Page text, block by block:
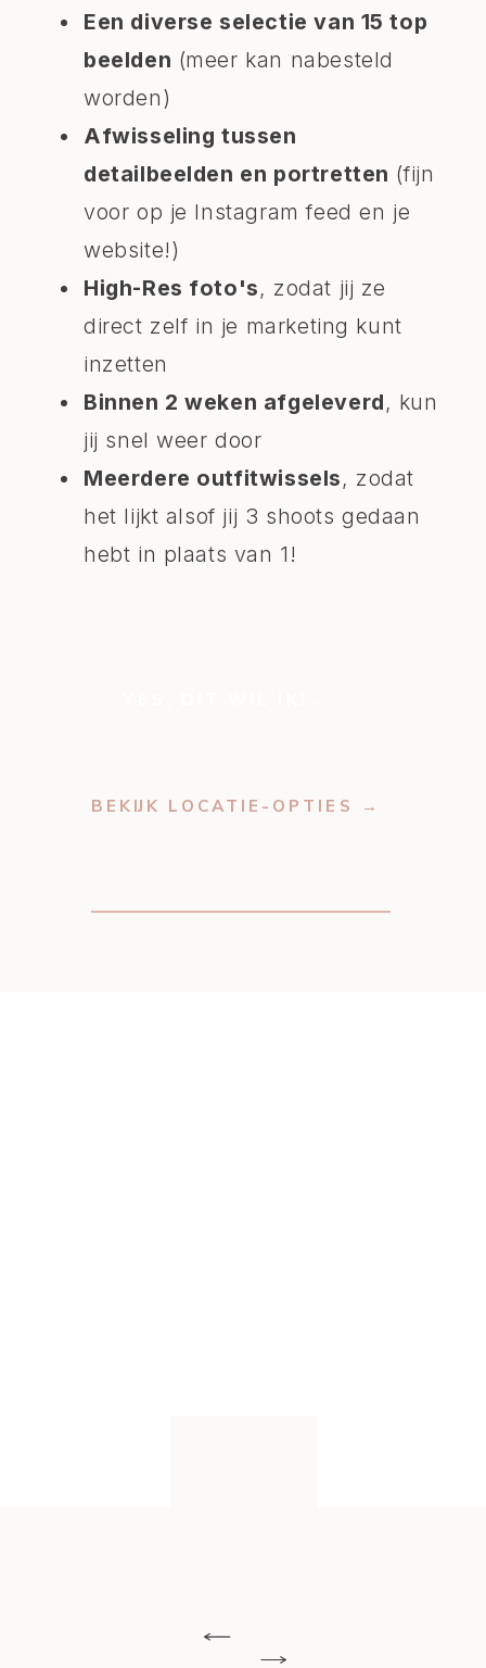
BEKIJK LOCATIE-OPTIES →
Een diverse selectie van 15 top
beelden (meer kan nabesteld
worden)
Afwisseling tussen
detailbeelden en portretten (fijn
voor op je Instagram feed en je
website!)
High-Res foto's, zodat jij ze
direct zelf in je marketing kunt
inzetten
Binnen 2 weken afgeleverd, kun
jij snel weer door
Meerdere outfitwissels, zodat
het lijkt alsof jij 3 shoots gedaan
hebt in plaats van 1!